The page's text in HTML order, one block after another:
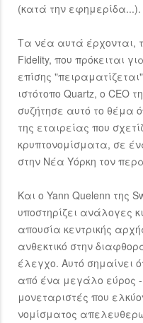
(κατά την εφημερίδα...).
Τα νέα αυτά έρχονται,
Fidelity, που πρόκειται
επίσης
ιστότοπο Quartz, ο CEO
συζήτησε αυτό το θέμα
της εταιρείας που
κρυπτονομίσματα, σε
στην Νέα Υόρκη τον
Και ο Yann Quelenn της
υποστηρίζει ανάλογες
απουσία κεντρικής
ανθεκτικό στην
έλεγχο. Αυτό σημαίνει
από ένα μεγάλο εύρος
μονεταριστές που
νομίσματος